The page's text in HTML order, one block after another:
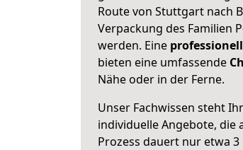
Route von Stuttgart nach
Verpackung des Familien
werden. Eine
bieten eine umfassende
Nähe oder in der Ferne.
Unser Fachwissen steht
individuelle Angebote, die
Prozess dauert nur etwa